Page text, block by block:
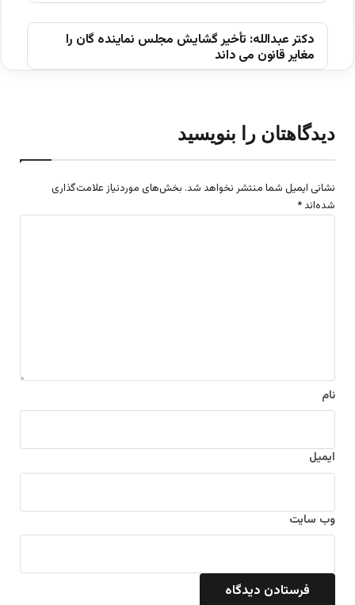
دکتر عبدالله: تأخیر گشایش مجلس نماینده گان را
مغایر قانون می داند
دیدگاهتان را بنویسید
نشانی ایمیل شما منتشر نخواهد شد. بخش‌های موردنیاز علامت‌گذاری
شده‌اند *
نام
ایمیل
وب‌ سایت